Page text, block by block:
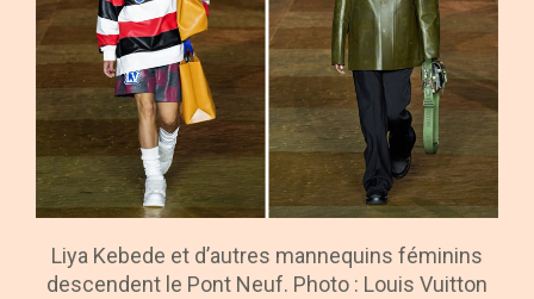
Liya Kebede et d’autres mannequins féminins
descendent le Pont Neuf. Photo : Louis Vuitton